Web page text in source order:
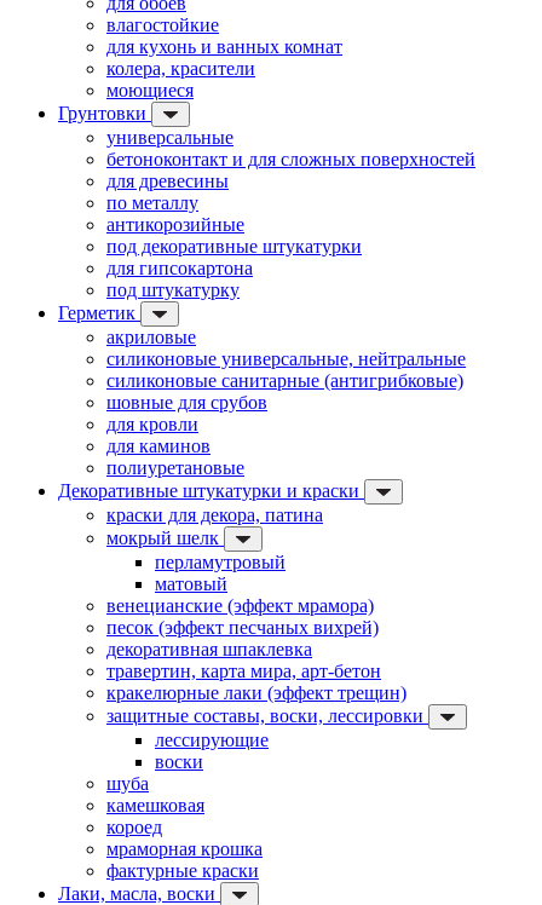
влагостойкие
для кухонь и ванных комнат
колера, красители
моющиеся
Грунтовки
универсальные
бетоноконтакт и для сложных поверхностей
для древесины
по металлу
антикорозийные
под декоративные штукатурки
для гипсокартона
под штукатурку
Герметик
акриловые
силиконовые универсальные, нейтральные
силиконовые санитарные (антигрибковые)
шовные для срубов
для кровли
для каминов
полиуретановые
Декоративные штукатурки и краски
краски для декора, патина
мокрый шелк
перламутровый
матовый
венецианские (эффект мрамора)
песок (эффект песчаных вихрей)
декоративная шпаклевка
травертин, карта мира, арт-бетон
кракелюрные лаки (эффект трещин)
защитные составы, воски, лессировки
лессирующие
воски
шуба
камешковая
короед
мраморная крошка
фактурные краски
Лаки, масла, воски